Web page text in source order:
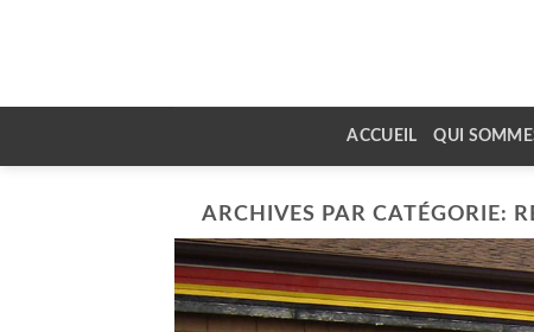
ACCUEIL QUI
ARCHIVES PAR CATÉGORIE: